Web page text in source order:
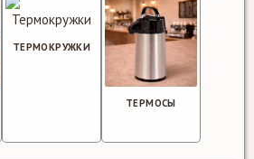
ТЕРМОКРУЖКИ
ТЕРМОСЫ